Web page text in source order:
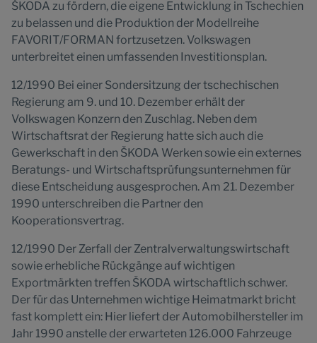
ŠKODA zu fördern, die eigene Entwicklung in Tschechien
zu belassen und die Produktion der Modellreihe
FAVORIT/FORMAN fortzusetzen. Volkswagen
unterbreitet einen umfassenden Investitionsplan.
12/1990 Bei einer Sondersitzung der tschechischen
Regierung am 9. und 10. Dezember erhält der
Volkswagen Konzern den Zuschlag. Neben dem
Wirtschaftsrat der Regierung hatte sich auch die
Gewerkschaft in den ŠKODA Werken sowie ein externes
Beratungs- und Wirtschaftsprüfungsunternehmen für
diese Entscheidung ausgesprochen. Am 21. Dezember
1990 unterschreiben die Partner den
Kooperationsvertrag.
12/1990 Der Zerfall der Zentralverwaltungswirtschaft
sowie erhebliche Rückgänge auf wichtigen
Exportmärkten treffen ŠKODA wirtschaftlich schwer.
Der für das Unternehmen wichtige Heimatmarkt bricht
fast komplett ein: Hier liefert der Automobilhersteller im
Jahr 1990 anstelle der erwarteten 126.000 Fahrzeuge